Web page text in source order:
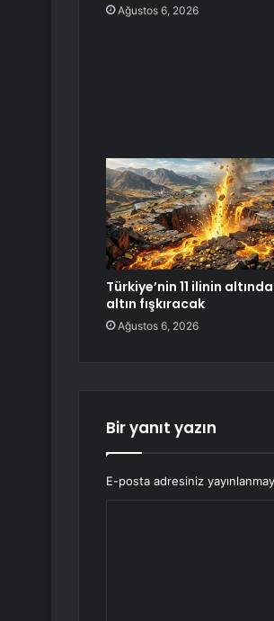
Ağustos 6, 2026
Türkiye’nin 11 ilinin
altın fışkıracak
Ağustos 6, 2026
Bir yanıt yazın
E-posta adresiniz